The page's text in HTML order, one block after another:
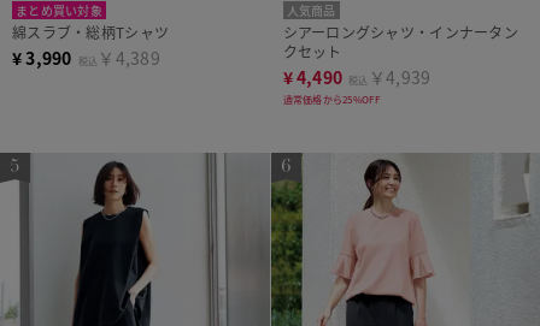
まとめ買い対象
綿スラブ・総柄Tシャツ
¥3,990 税込 ￥4,389
人気商品
シアーロングシャツ・インナータン
クセット
¥4,490 税込 ￥4,939
通常価格から25%OFF